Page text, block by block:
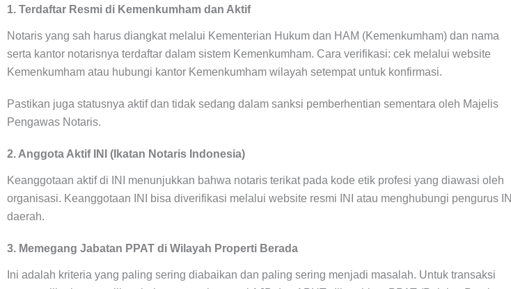
1. Terdaftar Resmi di Kemenkumham dan Aktif
Notaris yang sah harus diangkat melalui Kementerian Hukum dan HAM (Kemenkumham) dan nama
serta kantor notarisnya terdaftar dalam sistem Kemenkumham. Cara verifikasi: cek melalui website
Kemenkumham atau hubungi kantor Kemenkumham wilayah setempat untuk konfirmasi.
Pastikan juga statusnya aktif dan tidak sedang dalam sanksi pemberhentian sementara oleh Majelis
Pengawas Notaris.
2. Anggota Aktif INI (Ikatan Notaris Indonesia)
Keanggotaan aktif di INI menunjukkan bahwa notaris terikat pada kode etik profesi yang diawasi oleh
organisasi. Keanggotaan INI bisa diverifikasi melalui website resmi INI atau menghubungi pengurus INI
daerah.
3. Memegang Jabatan PPAT di Wilayah Properti Berada
Ini adalah kriteria yang paling sering diabaikan dan paling sering menjadi masalah. Untuk transaksi